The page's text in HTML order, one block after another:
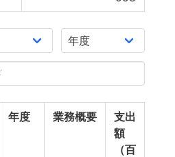
年度 業務概要
支出
額
（百